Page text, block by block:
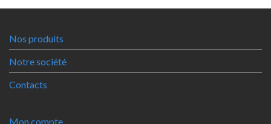
Nos produits
Notre société
Contacts
Mon compte